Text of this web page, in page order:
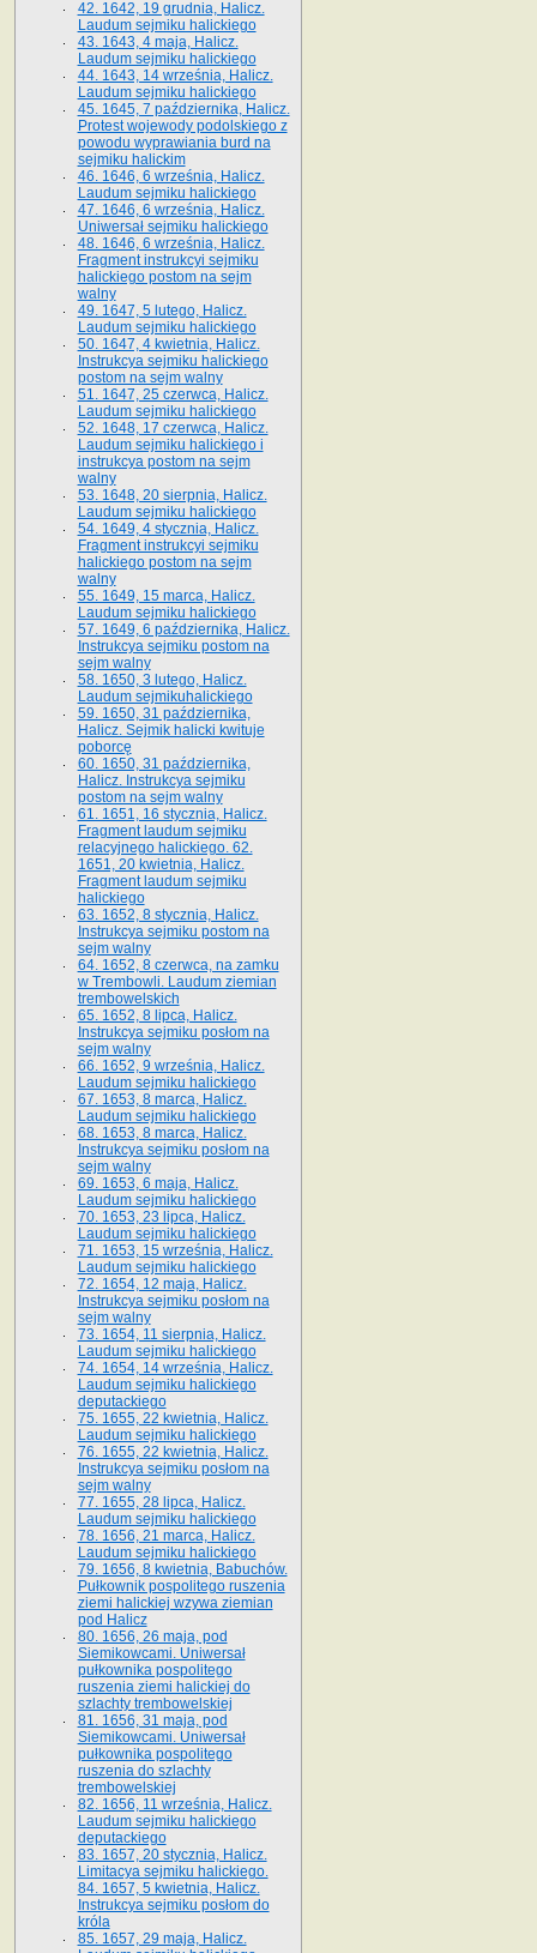
42. 1642, 19 grudnia, Halicz.
Laudum sejmiku halickiego
43. 1643, 4 maja, Halicz.
Laudum sejmiku halickiego
44. 1643, 14 września, Halicz.
Laudum sejmiku halickiego
45. 1645, 7 października, Halicz.
Protest wojewody podolskiego z
powodu wyprawiania burd na
sejmiku halickim
46. 1646, 6 września, Halicz.
Laudum sejmiku halickiego
47. 1646, 6 września, Halicz.
Uniwersał sejmiku halickiego
48. 1646, 6 września, Halicz.
Fragment instrukcyi sejmiku
halickiego postom na sejm
walny
49. 1647, 5 lutego, Halicz.
Laudum sejmiku halickiego
50. 1647, 4 kwietnia, Halicz.
Instrukcya sejmiku halickiego
postom na sejm walny
51. 1647, 25 czerwca, Halicz.
Laudum sejmiku halickiego
52. 1648, 17 czerwca, Halicz.
Laudum sejmiku halickiego i
instrukcya postom na sejm
walny
53. 1648, 20 sierpnia, Halicz.
Laudum sejmiku halickiego
54. 1649, 4 stycznia, Halicz.
Fragment instrukcyi sejmiku
halickiego postom na sejm
walny
55. 1649, 15 marca, Halicz.
Laudum sejmiku halickiego
57. 1649, 6 października, Halicz.
Instrukcya sejmiku postom na
sejm walny
58. 1650, 3 lutego, Halicz.
Laudum sejmikuhalickiego
59. 1650, 31 października,
Halicz. Sejmik halicki kwituje
poborcę
60. 1650, 31 października,
Halicz. Instrukcya sejmiku
postom na sejm walny
61. 1651, 16 stycznia, Halicz.
Fragment laudum sejmiku
relacyjnego halickiego. 62.
1651, 20 kwietnia, Halicz.
Fragment laudum sejmiku
halickiego
63. 1652, 8 stycznia, Halicz.
Instrukcya sejmiku postom na
sejm walny
64. 1652, 8 czerwca, na zamku
w Trembowli. Laudum ziemian
trembowelskich
65. 1652, 8 lipca, Halicz.
Instrukcya sejmiku posłom na
sejm walny
66. 1652, 9 września, Halicz.
Laudum sejmiku halickiego
67. 1653, 8 marca, Halicz.
Laudum sejmiku halickiego
68. 1653, 8 marca, Halicz.
Instrukcya sejmiku posłom na
sejm walny
69. 1653, 6 maja, Halicz.
Laudum sejmiku halickiego
70. 1653, 23 lipca, Halicz.
Laudum sejmiku halickiego
71. 1653, 15 września, Halicz.
Laudum sejmiku halickiego
72. 1654, 12 maja, Halicz.
Instrukcya sejmiku posłom na
sejm walny
73. 1654, 11 sierpnia, Halicz.
Laudum sejmiku halickiego
74. 1654, 14 września, Halicz.
Laudum sejmiku halickiego
deputackiego
75. 1655, 22 kwietnia, Halicz.
Laudum sejmiku halickiego
76. 1655, 22 kwietnia, Halicz.
Instrukcya sejmiku posłom na
sejm walny
77. 1655, 28 lipca, Halicz.
Laudum sejmiku halickiego
78. 1656, 21 marca, Halicz.
Laudum sejmiku halickiego
79. 1656, 8 kwietnia, Babuchów.
Pułkownik pospolitego ruszenia
ziemi halickiej wzywa ziemian
pod Halicz
80. 1656, 26 maja, pod
Siemikowcami. Uniwersał
pułkownika pospolitego
ruszenia ziemi halickiej do
szlachty trembowelskiej
81. 1656, 31 maja, pod
Siemikowcami. Uniwersał
pułkownika pospolitego
ruszenia do szlachty
trembowelskiej
82. 1656, 11 września, Halicz.
Laudum sejmiku halickiego
deputackiego
83. 1657, 20 stycznia, Halicz.
Limitacya sejmiku halickiego.
84. 1657, 5 kwietnia, Halicz.
Instrukcya sejmiku posłom do
króla
85. 1657, 29 maja, Halicz.